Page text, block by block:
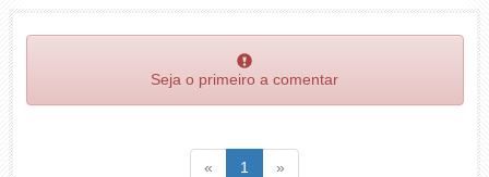
Seja o primeiro a comentar
« Voltar1 (atual)
»